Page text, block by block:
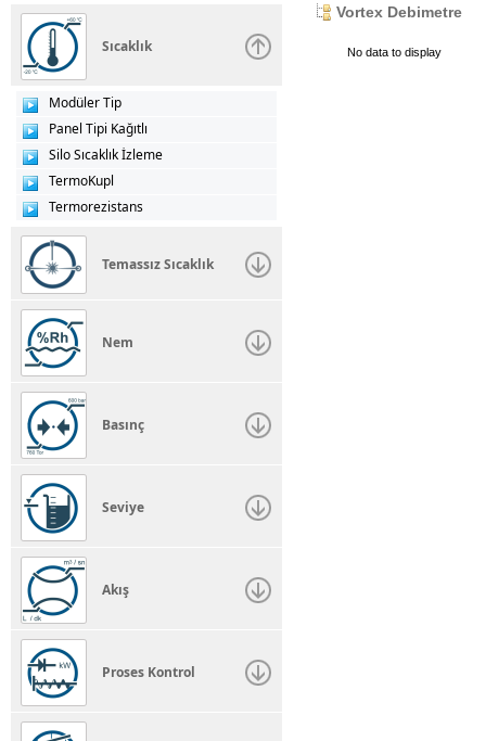
Sıcaklık
Modüler Tip
Panel Tipi Kağıtlı
Silo Sıcaklık İzleme
TermoKupl
Termorezistans
Temassız Sıcaklık
Nem
Basınç
Seviye
Akış
Proses Kontrol
Vortex Debimetre
No data to display